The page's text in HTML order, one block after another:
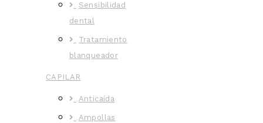
Sensibilidad
dental
Tratamiento
blanqueador
CAPILAR
Anticaída
Ampollas